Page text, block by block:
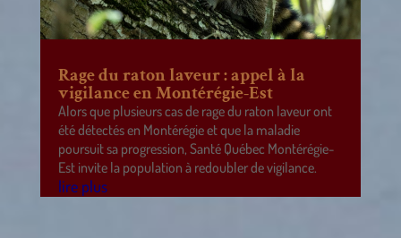
Rage du raton laveur : appel à la
vigilance en Montérégie-Est
Alors que plusieurs cas de rage du raton laveur ont
été détectés en Montérégie et que la maladie
poursuit sa progression, Santé Québec Montérégie-
Est invite la population à redoubler de vigilance.
lire plus